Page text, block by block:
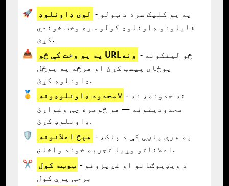
🚀 لوی ډاونلوډ - په یو کلیک سره د ټولو
فایلونو ډاونلوډ کولو سره وخت خوندي
کړئ.
📥
په یو وخت کې څو URLونه - څو لینکونه
یوځای پیسټ کړئ او هرڅه په یوځل
ډاونلوډ کړئ.
🥇
لامحدود ډاونلوډونه - نه حدونه، نه
محدودیتونه — هر څومره چې وغواړئ
ډاونلوډ کړئ.
🛡️
هېڅ اعلانونه - په هرې پاڼې کې د پاک،
اعلاناتو وړیا تجربه خوند واخلئ.
✂️ ټوټه کول - د ويډيوګانو او غږيزونو
برخې پرې کول